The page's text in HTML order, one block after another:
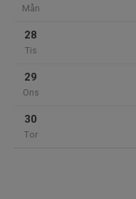
Mån
28
Tis
29
Ons
30
Tor